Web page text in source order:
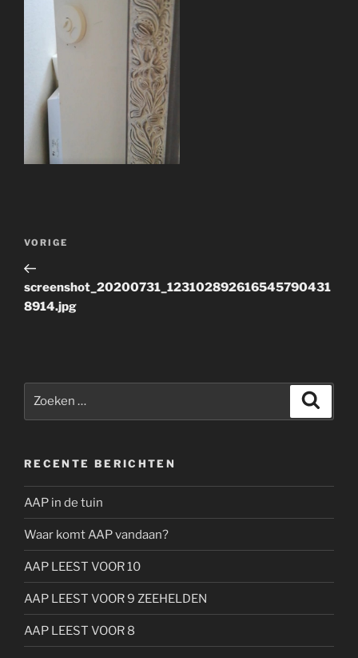
Bericht
Vorig
bericht
VORIGE
screenshot_20200731_123102892616545790431
8914.jpg
RECENTE BERICHTEN
AAP in de tuin
Waar komt AAP vandaan?
AAP LEEST VOOR 10
AAP LEEST VOOR 9 ZEEHELDEN
AAP LEEST VOOR 8